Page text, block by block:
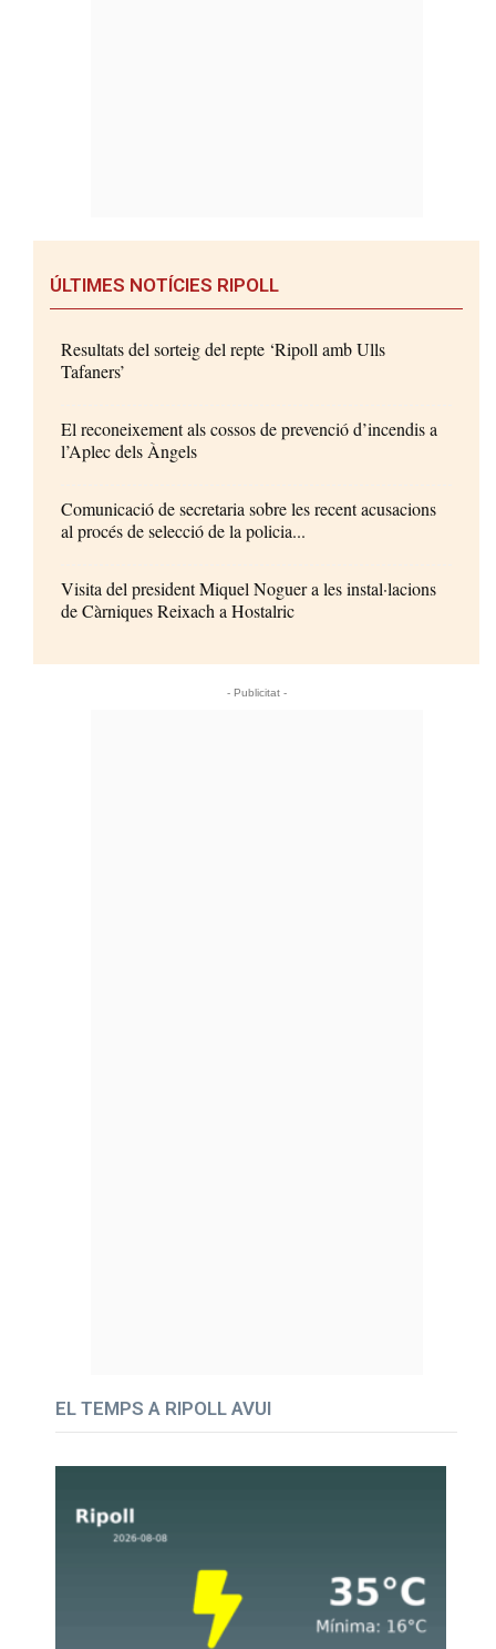
ÚLTIMES NOTÍCIES RIPOLL
Resultats del sorteig del repte ‘Ripoll amb Ulls
Tafaners’
El reconeixement als cossos de prevenció d’incendis a
l’Aplec dels Àngels
Comunicació de secretaria sobre les recent acusacions
al procés de selecció de la policia...
Visita del president Miquel Noguer a les instal·lacions
de Càrniques Reixach a Hostalric
- Publicitat -
EL TEMPS A RIPOLL AVUI